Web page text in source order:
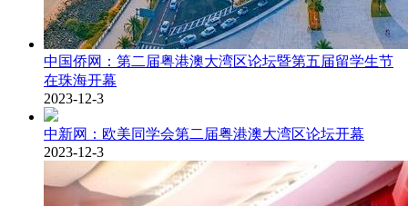
中国侨网：第二届粤港澳大湾区论坛暨第五届留学生节
在珠海开幕
2023-12-3
中新网：欧美同学会第二届粤港澳大湾区论坛开幕
2023-12-3